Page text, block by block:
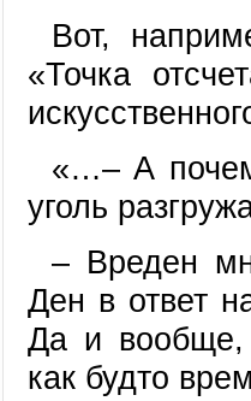
Вот,
«Точка
«…– А
уголь
– Вреден
Ден в ответ
Да и вообще,
как будто